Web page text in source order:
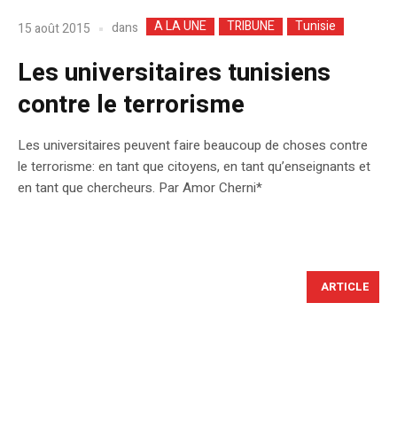
15 août 2015 dans A LA UNE TRIBUNE Tunisie
Les universitaires tunisiens
contre le terrorisme
Les universitaires peuvent faire beaucoup de choses contre
le terrorisme: en tant que citoyens, en tant qu’enseignants et
en tant que chercheurs. Par Amor Cherni*
ARTICLE